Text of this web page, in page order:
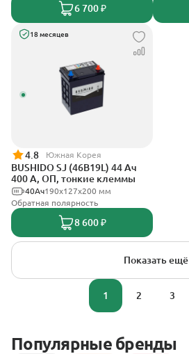
6 700 ₽
18 месяцев
4.8 Южная Корея
BUSHIDO SJ (46B19L) 44 Ач
400 А, ОП, тонкие клеммы
190x127x200 мм
40Ач
Обратная полярность
8 600 ₽
Показать ещё
1 2 3
Популярные бренды